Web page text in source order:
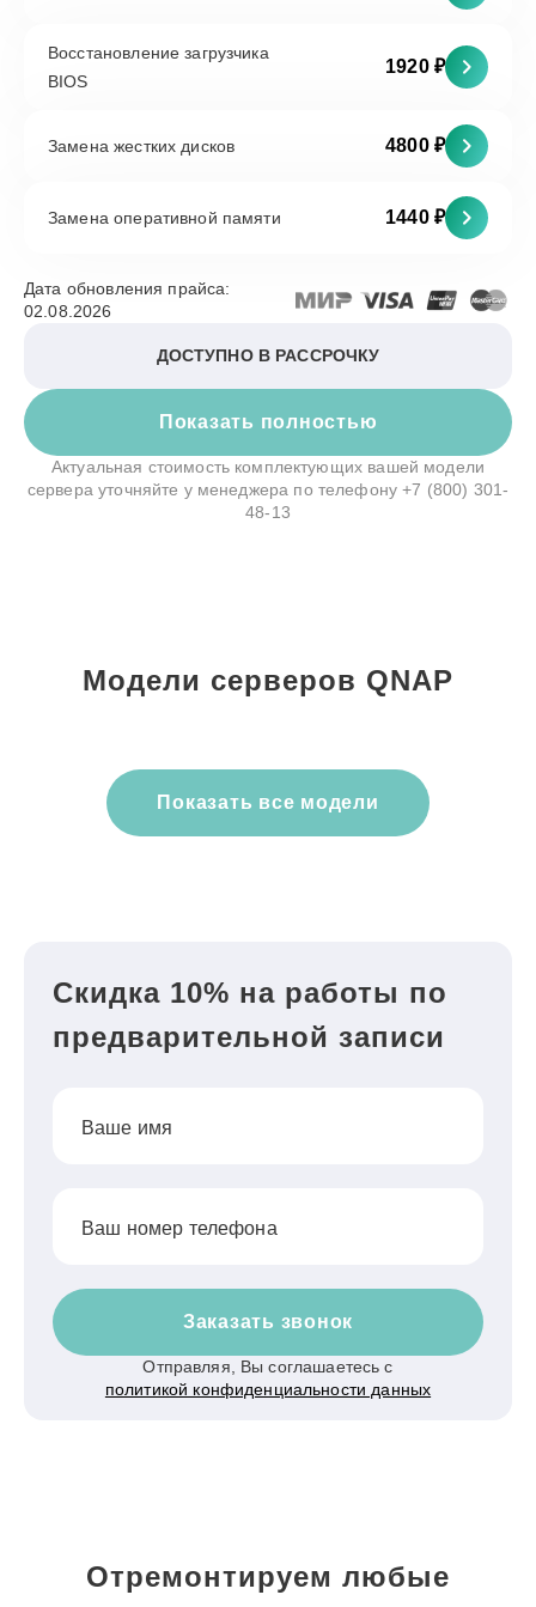
Восстановление загрузчика
BIOS
1920 ₽
Замена жестких дисков 4800 ₽
Замена оперативной памяти 1440 ₽
Показать полностью
Дата обновления прайса:
02.08.2026
ДОСТУПНО В РАССРОЧКУ
Актуальная стоимость комплектующих вашей модели
сервера уточняйте у менеджера по телефону+7 (800) 301-
48-13
Модели серверов QNAP
Показать все модели
Скидка 10% на работы по
предварительной записи
Ваше имя
Ваш номер телефона
Заказать звонок
Отправляя, Вы соглашаетесь с
политикой конфиденциальности данных
Отремонтируем любые